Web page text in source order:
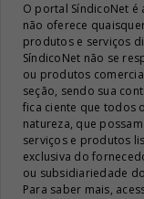
O portal SíndicoNet
não oferece
produtos e serviços
SíndicoNet não se
ou produtos
seção, sendo sua
fica ciente que todos
natureza, que
serviços e produtos
exclusiva do
ou subsidiariedade
Para saber mais,